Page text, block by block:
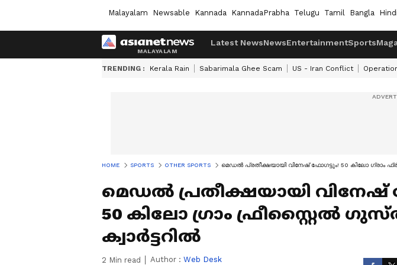
Malayalam Newsable Kannada KannadaPrabha Telugu Tamil Bangla Hindi
Latest NewsNewsEntertainmentSports
TRENDING : Kerala Rain Sabarimala Ghee Scam US - Iran Conflict
HOME SPORTS OTHER SPORTS മെഡല്‍ പ്രതീക്ഷയായി വിനേഷ് ഫോഗട്ടും! 50 കിലോ ഗ്രാം
മെഡല്‍ പ്രതീക്ഷയായി വിനേഷ്
50 കിലോ ഗ്രാം ഫ്രീസ്റ്റൈല്‍
ക്വാര്‍ട്ടറില്‍
2 Min read Author : Web Desk